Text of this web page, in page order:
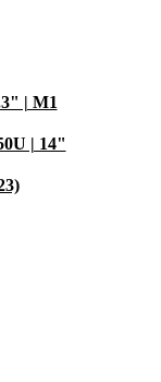
| M1
| 14"